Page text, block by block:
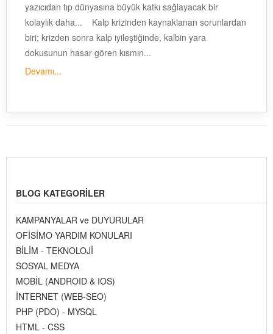
yazıcıdan tıp dünyasına büyük katkı sağlayacak bir
kolaylık daha... Kalp krizinden kaynaklanan sorunlardan
biri; krizden sonra kalp iyileştiğinde, kalbin yara
dokusunun hasar gören kısmın...
Devamı...
BLOG KATEGORILER
KAMPANYALAR ve DUYURULAR
OFİSİMO YARDIM KONULARI
BİLİM - TEKNOLOJİ
SOSYAL MEDYA
MOBİL (ANDROID & IOS)
İNTERNET (WEB-SEO)
PHP (PDO) - MYSQL
HTML - CSS